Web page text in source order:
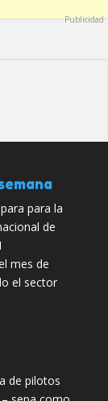
Publicidad
para la
de
mes de
el sector
de pilotos